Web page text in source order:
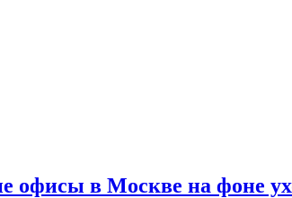
офисы в Москве на фоне